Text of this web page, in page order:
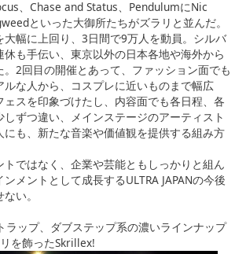
、Chase and Status、PendulumにNic
といった大御所たちがズラリと並んだ。
幅に上回り、3日間で9万人を動員。シルバ
休も手伝い、東京以外の日本各地や海外から
2回目の開催とあって、ファッション面でも
ルな人から、コスプレに近いものまで幅広
ェスを印象づけたし、内容面でも各日程、各
しずつ違い、メインステージのアーティスト
にも、新たな音楽や価値観を提供する組み方
ではなく、企業や芸能ともしっかりと組ん
メントとして成長するULTRA JAPANの今後
い。
ラップ、ダブステップ系の濃いラインナップ
を飾ったSkrillex!